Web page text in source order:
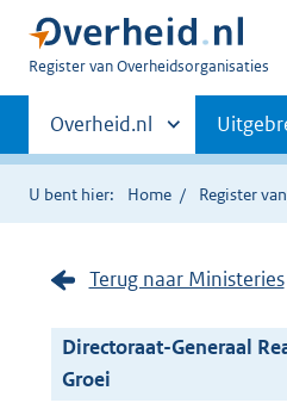
U
Register van Overheidsorganisaties
Primaire
navigatie
Andere
sites
binnen
Overheid.nl
U bent hier: Home Register
Terug naar Ministeries
Directoraat-Generaal
Groei